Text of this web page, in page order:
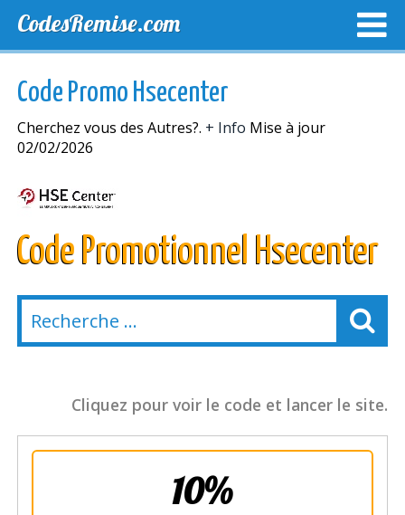
CodesRemise.com
NOUVELLES MAGASINS
Code Promo Hsecenter
Cherchez vous des Autres?. + Info Mise à jour
02/02/2026
Code Promotionnel Hsecenter
Cliquez pour voir le code et lancer le site.
10%